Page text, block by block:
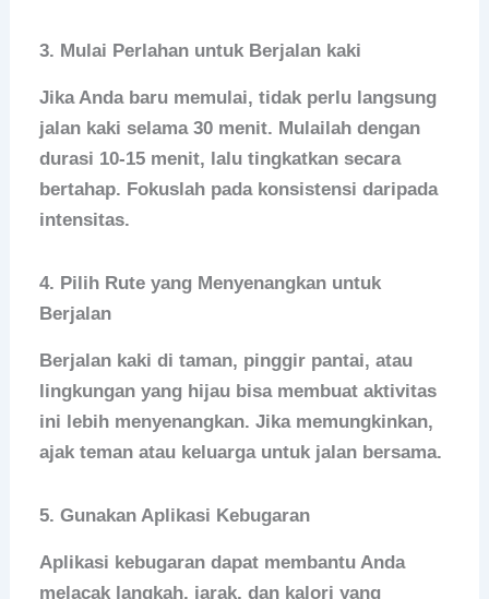
3. Mulai Perlahan untuk Berjalan kaki
Jika Anda baru memulai, tidak perlu langsung
jalan kaki selama 30 menit. Mulailah dengan
durasi 10-15 menit, lalu tingkatkan secara
bertahap. Fokuslah pada konsistensi daripada
intensitas.
4. Pilih Rute yang Menyenangkan untuk
Berjalan
Berjalan kaki di taman, pinggir pantai, atau
lingkungan yang hijau bisa membuat aktivitas
ini lebih menyenangkan. Jika memungkinkan,
ajak teman atau keluarga untuk jalan bersama.
5. Gunakan Aplikasi Kebugaran
Aplikasi kebugaran dapat membantu Anda
melacak langkah, jarak, dan kalori yang